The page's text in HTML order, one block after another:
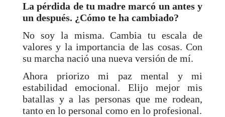
La pérdida de tu madre marcó un antes y
un después. ¿Cómo te ha cambiado?
No soy la misma. Cambia tu escala de
valores y la importancia de las cosas. Con
su marcha nació una nueva versión de mí.
Ahora priorizo mi paz mental y mi
estabilidad emocional. Elijo mejor mis
batallas y a las personas que me rodean,
tanto en lo personal como en lo profesional.